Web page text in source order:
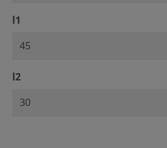
l1
l2auswählen